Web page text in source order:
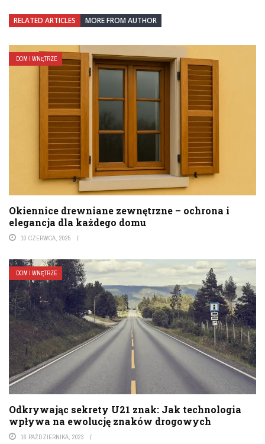
RELATED ARTICLES MORE FROM AUTHOR
DOM I WNĘTRZE
Okiennice drewniane zewnętrzne – ochrona i
elegancja dla każdego domu
10 CZERWCA, 2025
DOM I WNĘTRZE
Odkrywając sekrety U21 znak: Jak technologia
wpływa na ewolucję znaków drogowych
16 PAŹDZIERNIKA, 2023